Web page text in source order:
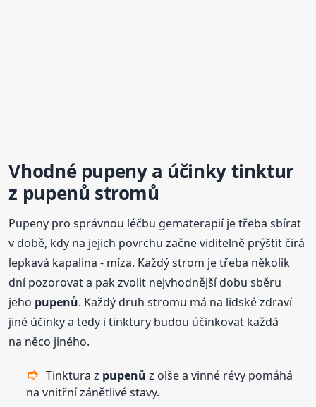
Vhodné pupeny a účinky tinktur
z pupenů stromů
Pupeny pro správnou léčbu gematerapií je třeba sbírat
v době, kdy na jejich povrchu začne viditelně prýštit čirá
lepkavá kapalina - míza. Každý strom je třeba několik
dní pozorovat a pak zvolit nejvhodnější dobu sběru
jeho pupenů. Každý druh stromu má na lidské zdraví
jiné účinky a tedy i tinktury budou účinkovat každá
na něco jiného.
Tinktura z pupenů z olše a vinné révy pomáhá
na vnitřní zánětlivé stavy.